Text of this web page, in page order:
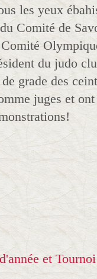
les yeux
Comité de
du judo
grade des
juges et